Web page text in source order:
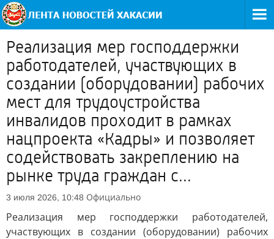
Реализация мер господдержки
работодателей, участвующих в
создании (оборудовании) рабочих
мест для трудоустройства
инвалидов проходит в рамках
нацпроекта «Кадры» и позволяет
содействовать закреплению на
рынке труда граждан с...
3 июля 2026, 10:48 Официально
Реализация мер господдержки работодателей,
участвующих в создании (оборудовании) рабочих